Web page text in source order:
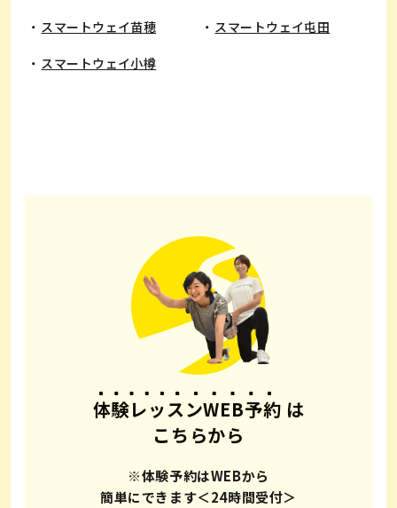
スマートウェイ苗穂 スマートウェイ屯田
スマートウェイ小樽
体験レッスンWEB予約 は
こちらから
※体験予約はWEBから
簡単にできます＜24時間受付＞